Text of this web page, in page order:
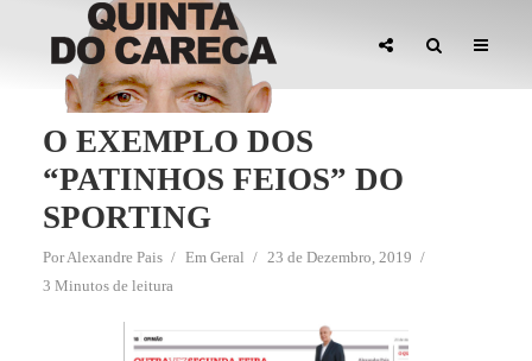
O EXEMPLO DOS
“PATINHOS FEIOS” DO
SPORTING
PorAlexandre Pais Em Geral
23 de Dezembro, 2019
3 Minutos de leitura